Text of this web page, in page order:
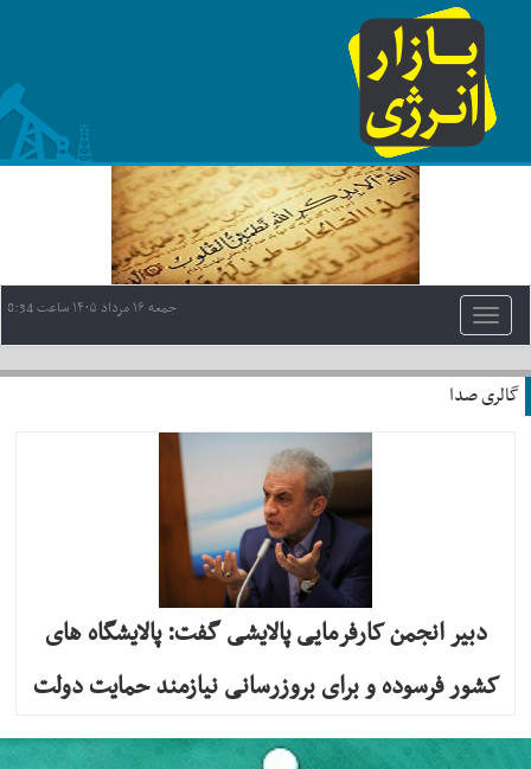
Toggle
navigation
جمعه ١۶ مرداد ١۴٠۵ ساعت 8:34
گالری صدا
دبیر انجمن کارفرمایی پالایشی گفت: پالایشگاه های
کشور فرسوده و برای بروزرسانی نیازمند حمایت دولت